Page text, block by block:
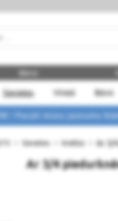
Sievietes Vīrieši Bērni
! Pasūti mūsu jaunumu
Sievietes Krekliņi Ar 3/
Ar 3/4